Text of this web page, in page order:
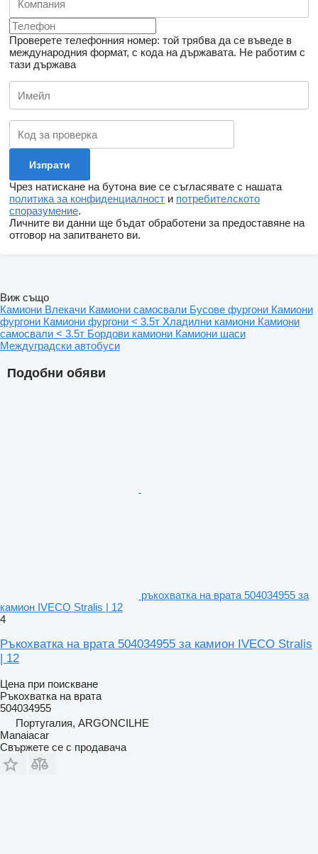
Проверете телефонния номер: той трябва да се въведе в
международния формат, с кода на държавата. Не работим с
тази държава
Чрез натискане на бутона вие се съгласявате с нашата
политика за конфиденциалност и потребителското
споразумение.
Личните ви данни ще бъдат обработени за предоставяне на
отговор на запитването ви.
Подобни обяви
ръкохватка на врата 504034955 за
камион IVECO Stralis | 12
4
Ръкохватка на врата 504034955 за камион IVECO Stralis
| 12
Цена при поискване
Ръкохватка на врата
504034955
Португалия, ARGONCILHE
Manaiacar
Свържете се с продавача
Виж също
Камиони Влекачи Камиони самосвали Бусове фургони Камиони
фургони Камиони фургони < 3.5т Хладилни камиони Камиони
самосвали < 3.5т Бордови камиони Камиони шаси
Междуградски автобуси